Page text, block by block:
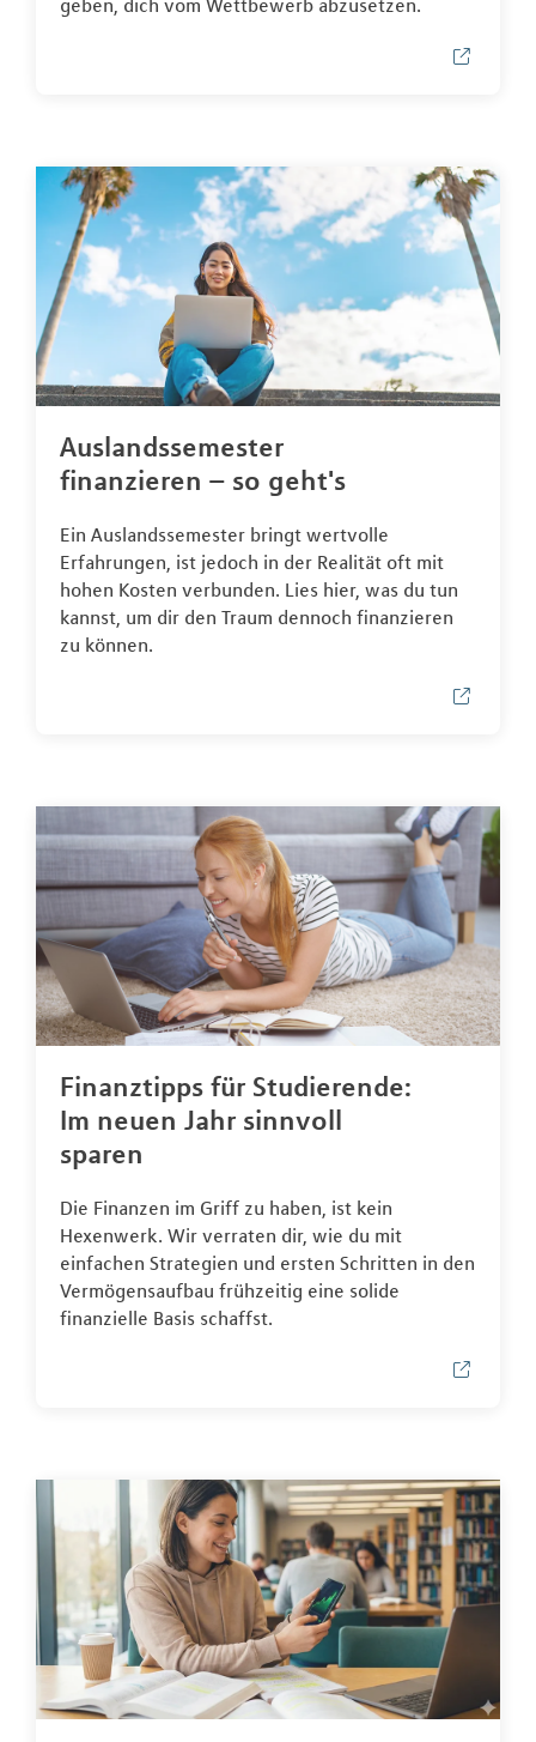
geben, dich vom Wettbewerb abzusetzen.
Auslandssemester
finanzieren – so geht's
Ein Auslandssemester bringt wertvolle
Erfahrungen, ist jedoch in der Realität oft mit
hohen Kosten verbunden. Lies hier, was du tun
kannst, um dir den Traum dennoch finanzieren
zu können.
Finanztipps für Studierende:
Im neuen Jahr sinnvoll
sparen
Die Finanzen im Griff zu haben, ist kein
Hexenwerk. Wir verraten dir, wie du mit
einfachen Strategien und ersten Schritten in den
Vermögensaufbau frühzeitig eine solide
finanzielle Basis schaffst.